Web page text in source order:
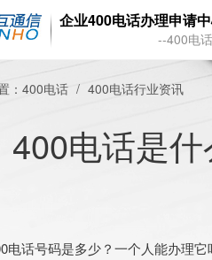
企业400电话办理申请
--400电
： 400电话 400电话行业资讯
400电话是
话号码是多少？一个人能办理它